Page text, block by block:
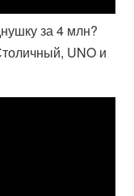
за 4 млн?
UNO и